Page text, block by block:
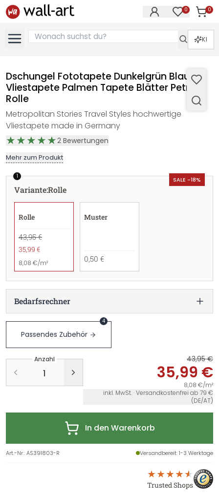
0 0
KI
Dschungel Fototapete Dunkelgrün Blau
Vliestapete Palmen Tapete Blätter Petrol -
Rolle
Metropolitan Stories Travel Styles hochwertige
Vliestapete made in Germany
2 Bewertungen
Mehr zum Produkt
SALE -18%
1
Variante:Rolle
Rolle
43,95 €
35,99 €
8,08 €/m²
Muster
0,50 €
Bedarfsrechner
Passendes Zubehör
4
Anzahl 43,95 €
35,99 €
8,08 €/m²
inkl. MwSt. · Versandkostenfrei ab 79 €
(DE/AT)
In den Warenkorb
Art.-Nr.:AS391803-R Versandbereit: 1-3 Werktage
Trusted Shops